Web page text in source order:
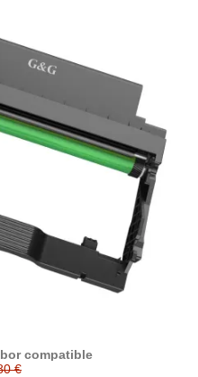
compatible
€